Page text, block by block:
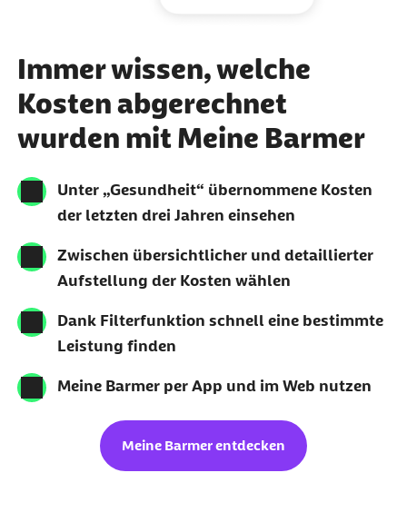
Immer wissen, welche
Kosten abgerechnet
wurden mit Meine Barmer
Unter „Gesundheit“ übernommene Kosten
der letzten drei Jahren einsehen
Zwischen übersichtlicher und detaillierter
Aufstellung der Kosten wählen
Dank Filterfunktion schnell eine bestimmte
Leistung finden
Meine Barmer per App und im Web nutzen
Meine Barmer entdecken